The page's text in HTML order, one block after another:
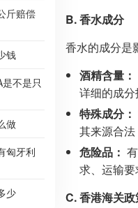
斤赔偿
钱
不是只
做
匈牙利
少
B. 香水成分
香水的成分是
酒精含量：
详细的成
特殊成分：
其来源合
危险品：
求、运输
C. 香港海关